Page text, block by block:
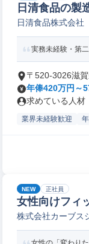
日清食品の製
日清食品株式会社
実務未経験・第
〒520-3026滋
年俸420万円～
求めている人材
業界未経験歓迎
NEW 正社員
女性向けフィ
株式会社カーブス